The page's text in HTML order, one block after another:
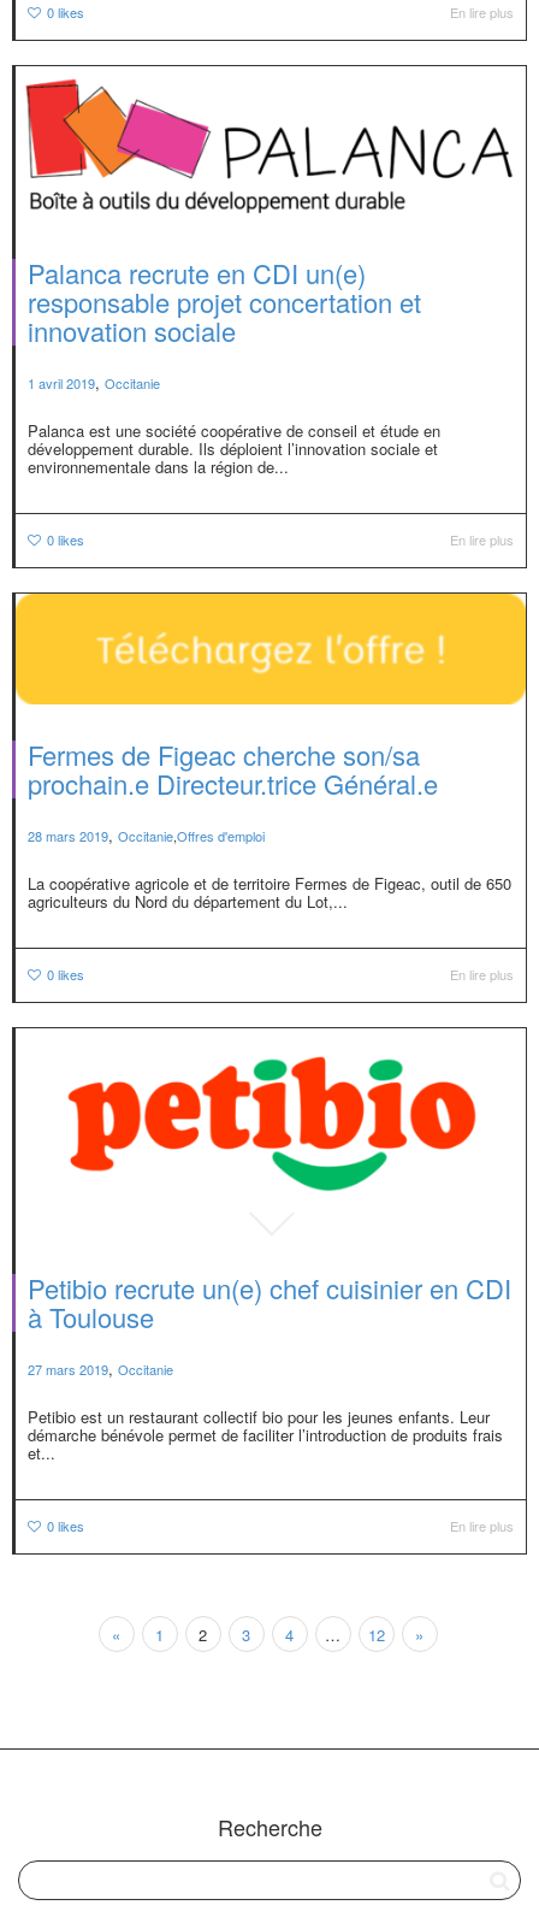
0likes En lire plus
Palanca recrute en CDI un(e)
responsable projet concertation et
innovation sociale
1 avril 2019, Occitanie
Palanca est une société coopérative de conseil et étude en
développement durable. Ils déploient l’innovation sociale et
environnementale dans la région de...
0likes En lire plus
Fermes de Figeac cherche son/sa
prochain.e Directeur.trice Général.e
28 mars 2019, Occitanie,Offres d'emploi
La coopérative agricole et de territoire Fermes de Figeac, outil de 650
agriculteurs du Nord du département du Lot,...
0likes En lire plus
Petibio recrute un(e) chef cuisinier en CDI
à Toulouse
27 mars 2019, Occitanie
Petibio est un restaurant collectif bio pour les jeunes enfants. Leur
démarche bénévole permet de faciliter l’introduction de produits frais
et...
0likes En lire plus
« 1 2 3 4 … 12 »
Recherche